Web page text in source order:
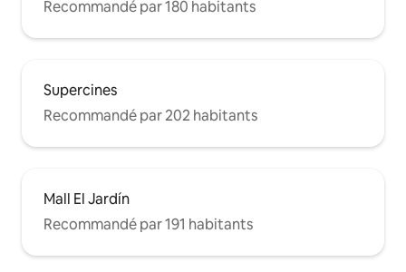
Recommandé par 180 habitants
Supercines
Recommandé par 202 habitants
Mall El Jardín
Recommandé par 191 habitants